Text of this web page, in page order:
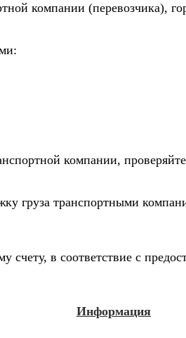
компании (перевозчика),
компании,
груза транспортными
счету, в соответствие с
Информация